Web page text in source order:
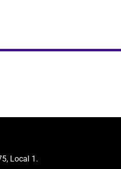
Local 1.